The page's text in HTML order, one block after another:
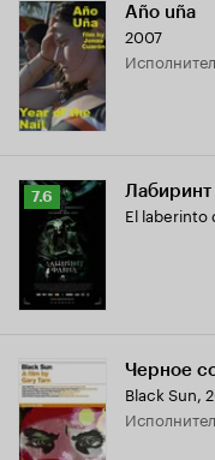
Año uña
2007
Рейтинг
Кинопоиска
7.6
7.6
El laberinto
Черное
Black Sun,